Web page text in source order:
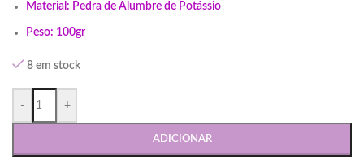
Material: Pedra de Alumbre de Potássio
Peso: 100gr
8 em stock
- +
ADICIONAR